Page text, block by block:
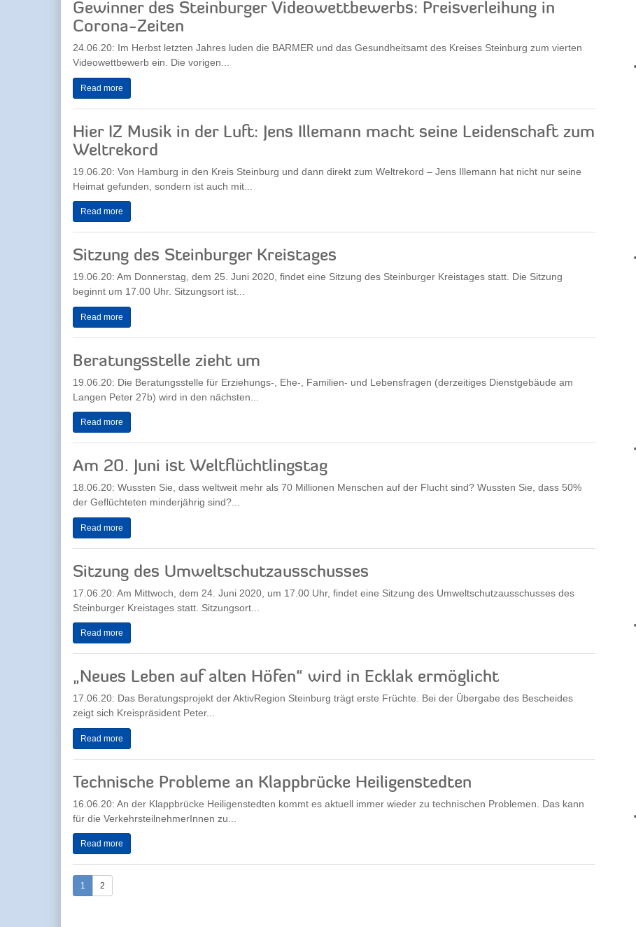
Gewinner des Steinburger Videowettbewerbs: Preisverleihung in
Corona-Zeiten
24.06.20: Im Herbst letzten Jahres luden die BARMER und das Gesundheitsamt des Kreises Steinburg zum vierten
Videowettbewerb ein. Die vorigen...
Read more
Hier IZ Musik in der Luft: Jens Illemann macht seine Leidenschaft zum
Weltrekord
19.06.20: Von Hamburg in den Kreis Steinburg und dann direkt zum Weltrekord – Jens Illemann hat nicht nur seine
Heimat gefunden, sondern ist auch mit...
Read more
Sitzung des Steinburger Kreistages
19.06.20: Am Donnerstag, dem 25. Juni 2020, findet eine Sitzung des Steinburger Kreistages statt. Die Sitzung
beginnt um 17.00 Uhr. Sitzungsort ist...
Read more
Beratungsstelle zieht um
19.06.20: Die Beratungsstelle für Erziehungs-, Ehe-, Familien- und Lebensfragen (derzeitiges Dienstgebäude am
Langen Peter 27b) wird in den nächsten...
Read more
Am 20. Juni ist Weltflüchtlingstag
18.06.20: Wussten Sie, dass weltweit mehr als 70 Millionen Menschen auf der Flucht sind? Wussten Sie, dass 50%
der Geflüchteten minderjährig sind?...
Read more
Sitzung des Umweltschutzausschusses
17.06.20: Am Mittwoch, dem 24. Juni 2020, um 17.00 Uhr, findet eine Sitzung des Umweltschutzausschusses des
Steinburger Kreistages statt. Sitzungsort...
Read more
„Neues Leben auf alten Höfen“ wird in Ecklak ermöglicht
17.06.20: Das Beratungsprojekt der AktivRegion Steinburg trägt erste Früchte. Bei der Übergabe des Bescheides
zeigt sich Kreispräsident Peter...
Read more
Technische Probleme an Klappbrücke Heiligenstedten
16.06.20: An der Klappbrücke Heiligenstedten kommt es aktuell immer wieder zu technischen Problemen. Das kann
für die VerkehrsteilnehmerInnen zu...
Read more
1 2